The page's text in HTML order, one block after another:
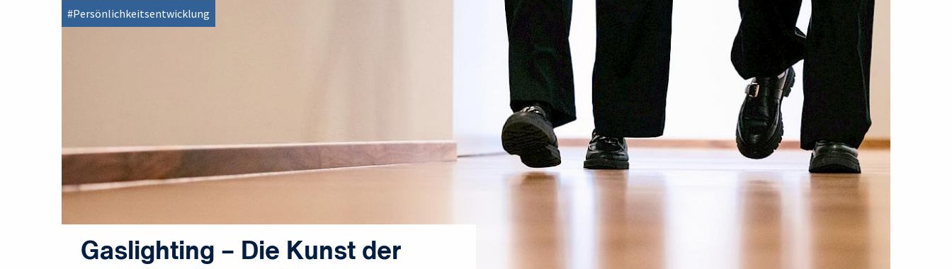
#Persönlichkeitsentwicklung
Gaslighting – Die Kunst der